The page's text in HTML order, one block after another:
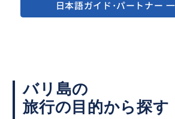
ゥ スウェチャ(I Ketut
リツアーのモットーである「
い...
日本語ガイド･パートナー
バリ島の
旅行の目的から探す